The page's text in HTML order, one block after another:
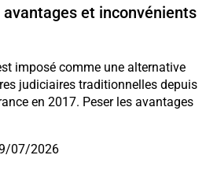
avantages et inconvénients
imposé comme une alternative
judiciaires traditionnelles depuis
en 2017. Peser les avantages
07/2026